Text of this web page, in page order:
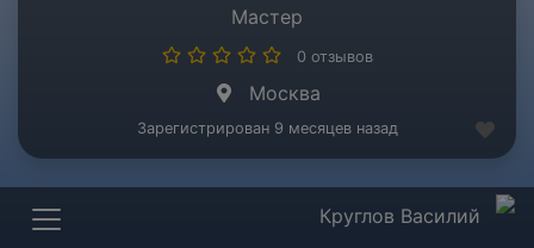
Мастер
0 отзывов
Москва
Зарегистрирован 9 месяцев назад
Круглов Василий